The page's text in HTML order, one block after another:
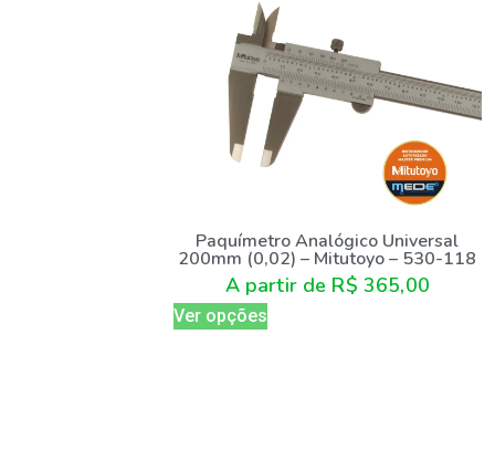
Paquímetro Analógico Universal
200mm (0,02) – Mitutoyo – 530-118
A partir de R$ 365,00
Ver opções